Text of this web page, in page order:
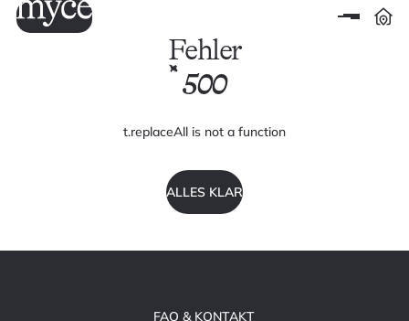
Fehler
500
t.replaceAll is not a function
ALLES KLAR
FAQ & KONTAKT